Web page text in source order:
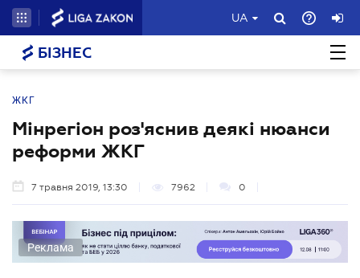
UA
БІЗНЕС
ЖКГ
Мінрегіон роз'яснив деякі нюанси
реформи ЖКГ
7 травня 2019, 13:30 7962 0
Реклама